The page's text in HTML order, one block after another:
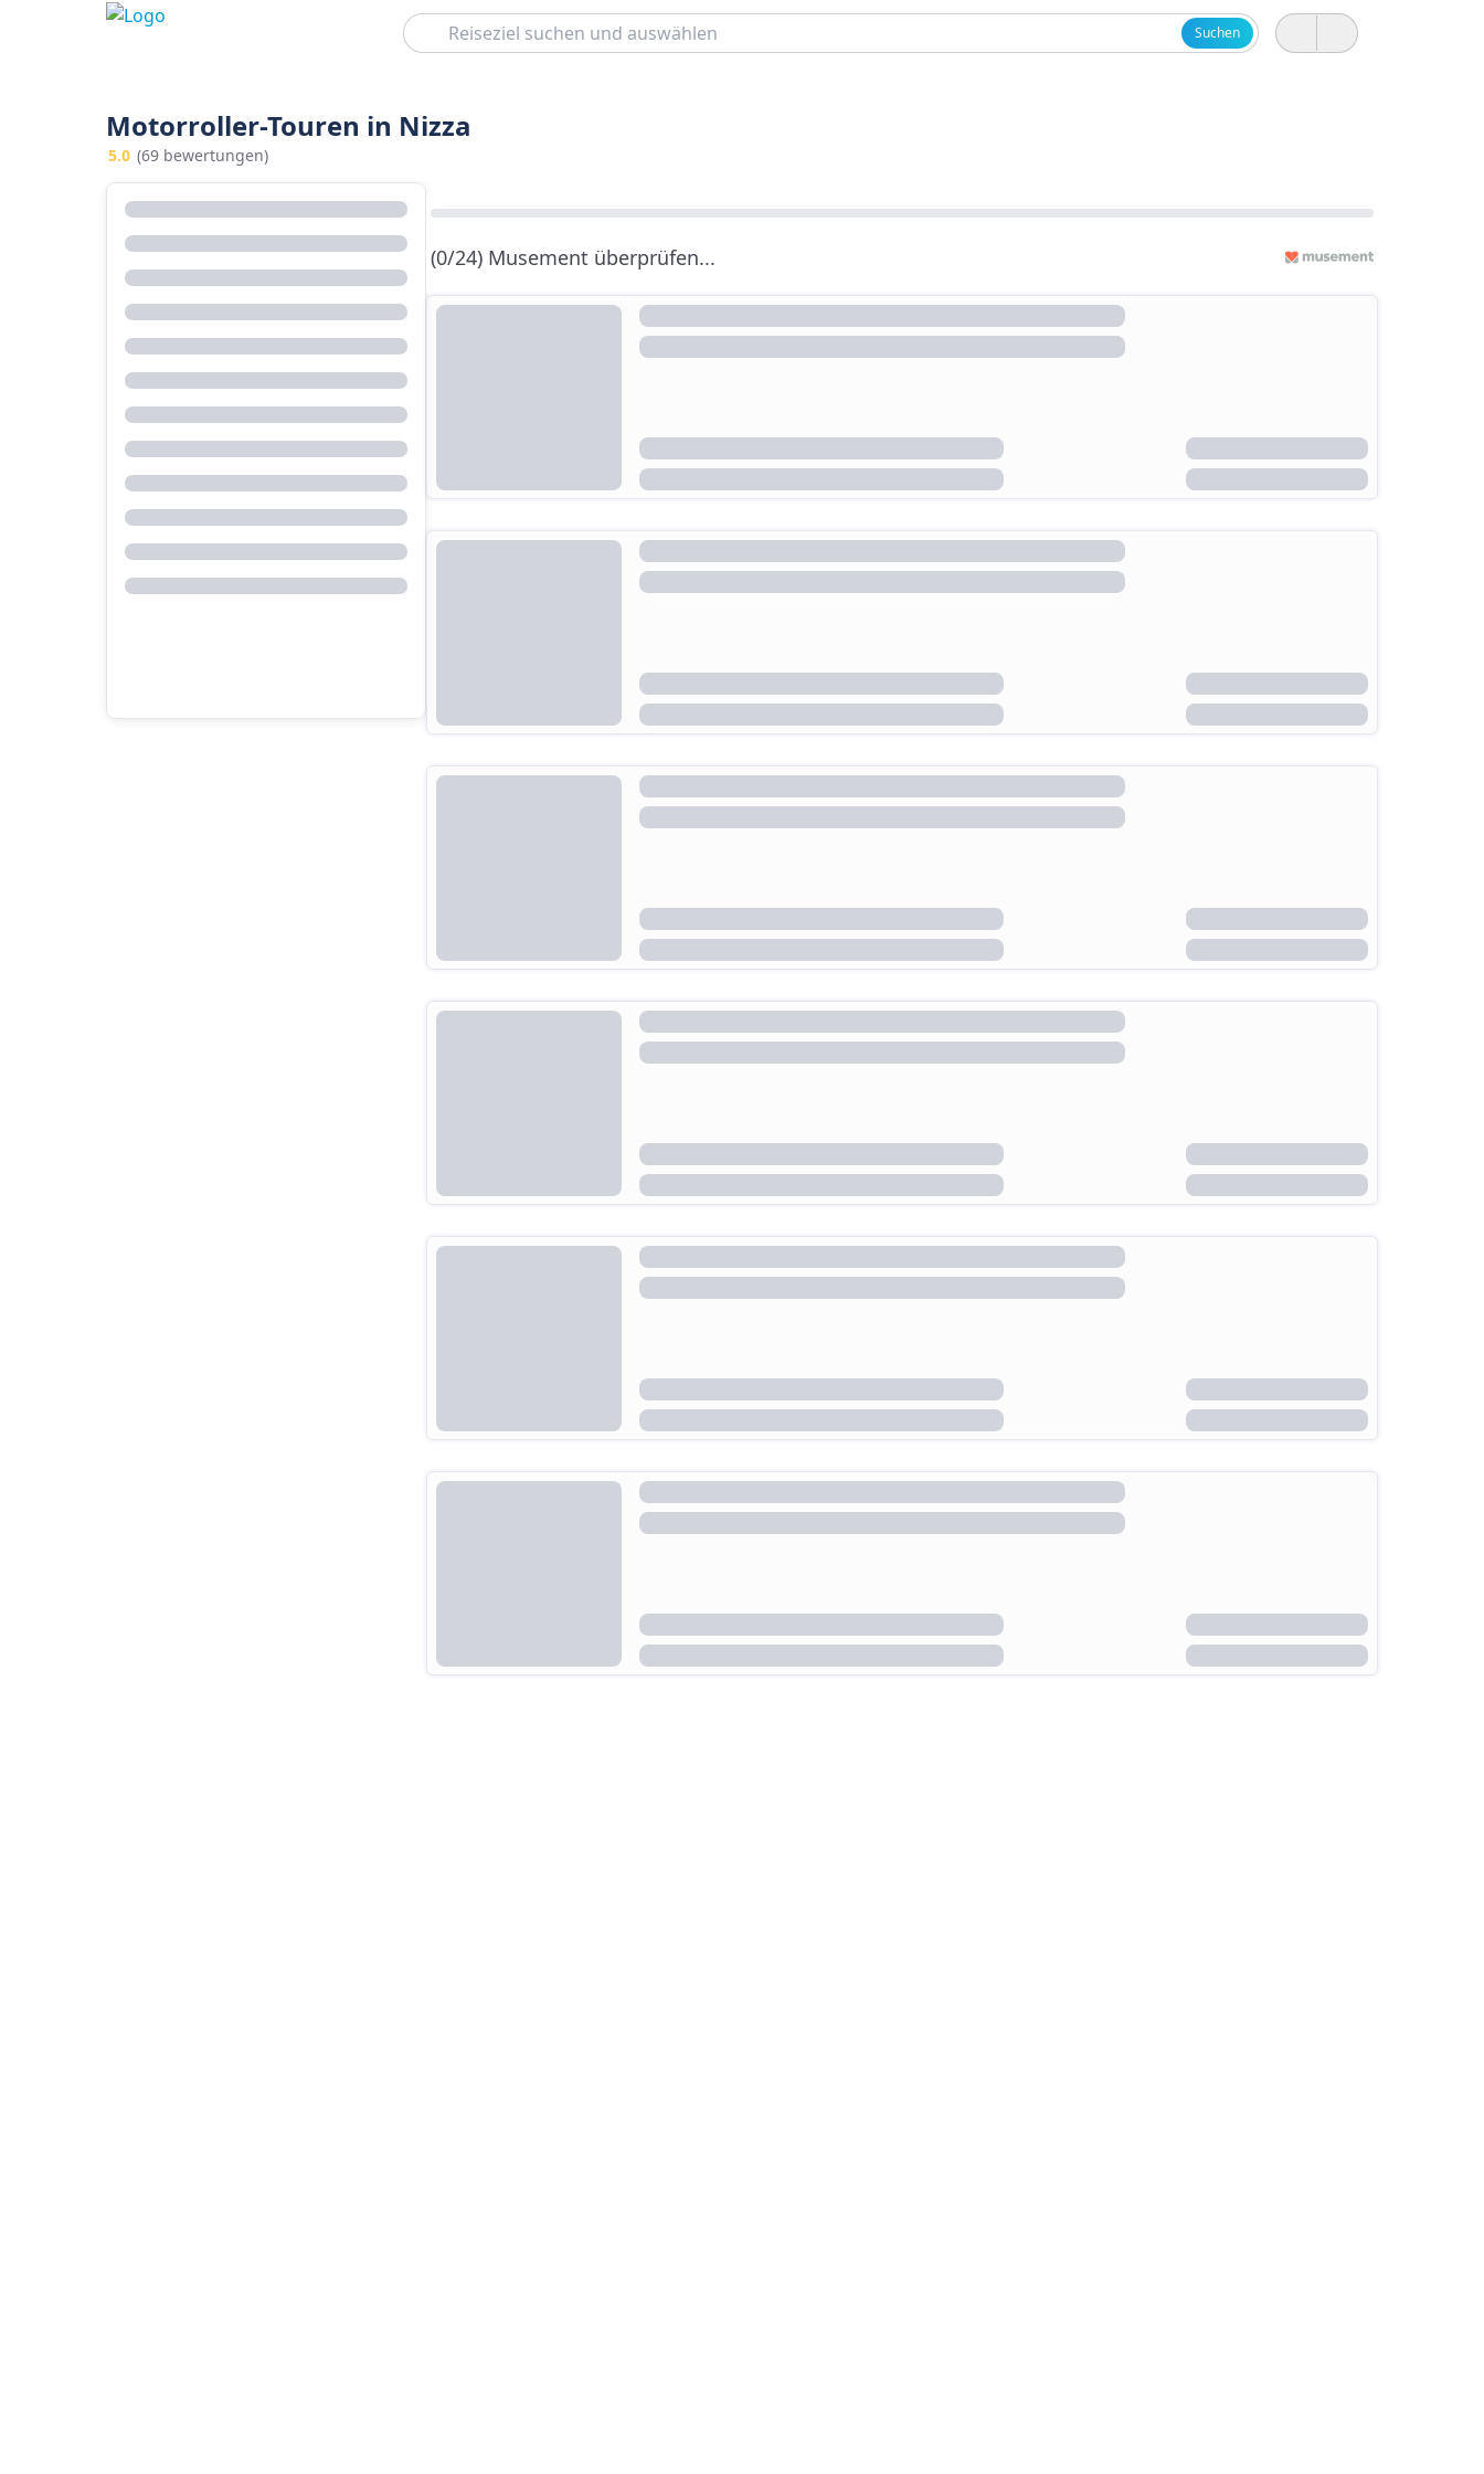
Suchen
Suchen
Motorroller-Touren in Nizza
5.0 (69 bewertungen)
(0/24) Musement überprüfen...